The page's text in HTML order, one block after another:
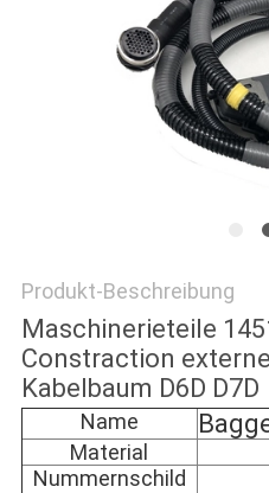
SITEMAP
Produkt-Beschreibung
Maschinerieteile
Constraction
Kabelbaum D6D D7D
Name
Material
Nummernschild